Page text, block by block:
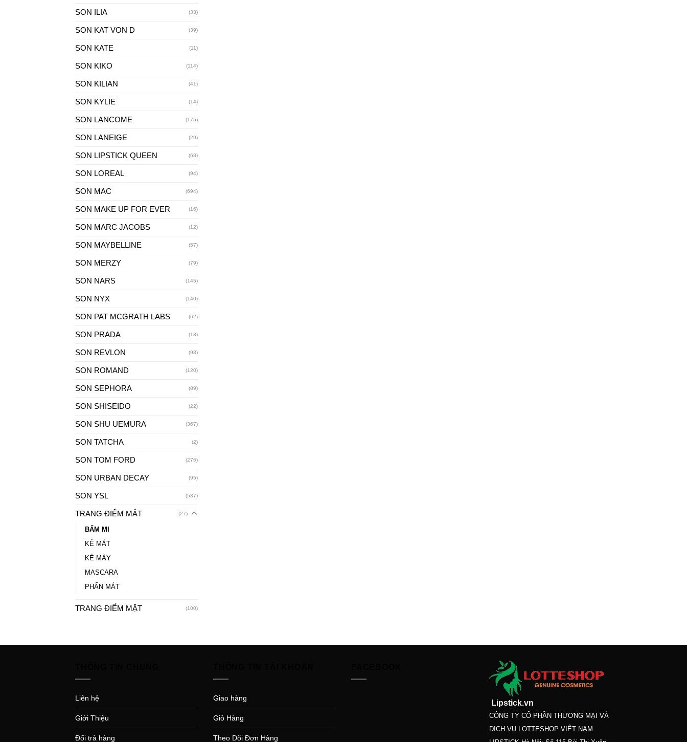
SON ILIA (33)
SON KAT VON D (39)
SON KATE (11)
SON KIKO (114)
SON KILIAN (41)
SON KYLIE (14)
SON LANCOME (175)
SON LANEIGE (29)
SON LIPSTICK QUEEN (63)
SON LOREAL (94)
SON MAC (694)
SON MAKE UP FOR EVER (16)
SON MARC JACOBS (12)
SON MAYBELLINE (57)
SON MERZY (79)
SON NARS (145)
SON NYX (140)
SON PAT MCGRATH LABS (62)
SON PRADA (18)
SON REVLON (98)
SON ROMAND (120)
SON SEPHORA (89)
SON SHISEIDO (22)
SON SHU UEMURA (367)
SON TATCHA (2)
SON TOM FORD (276)
SON URBAN DECAY (95)
SON YSL (537)
TRANG ĐIỂM MẮT (27)
BẤM MI
KẺ MẮT
KẺ MÀY
MASCARA
PHẤN MẮT
TRANG ĐIỂM MẶT (100)
Liên hệ
Giới Thiệu
Đổi trả hàng
Giao hàng
Giỏ Hàng
Theo Dõi Đơn Hàng
Lipstick.vn
CÔNG TY CỔ PHẦN THƯƠNG MẠI VÀ
DỊCH VỤ LOTTESHOP VIỆT NAM